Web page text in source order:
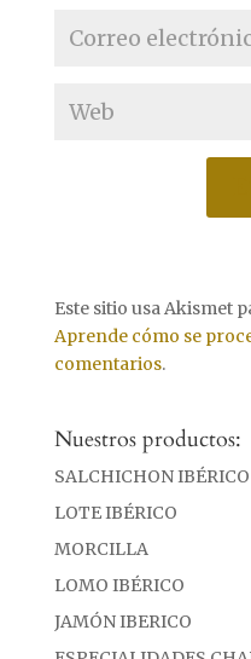
Este sitio usa Akismet
Aprende cómo se
comentarios.
Nuestros productos:
SALCHICHON IBÉRICO
LOTE IBÉRICO
MORCILLA
LOMO IBÉRICO
JAMÓN IBERICO